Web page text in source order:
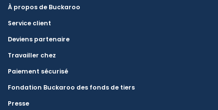
À propos de Buckaroo
Service client
Deviens partenaire
Travailler chez
Paiement sécurisé
Fondation Buckaroo des fonds de tiers
Presse